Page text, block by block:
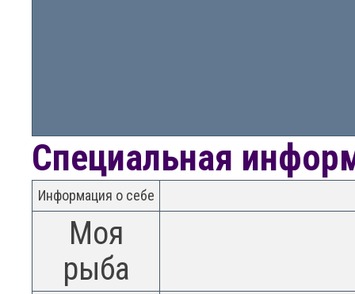
Специальная
Информация о себе
Моя
рыба